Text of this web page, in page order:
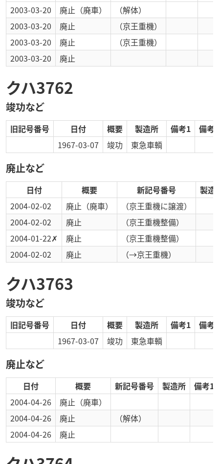
2003-03-20
廃止 （廃車）
（解体）
2003-03-20
廃止
（京王重機）
2003-03-20
廃止
（京王重機）
2003-03-20
廃止
クハ3762
竣功など
旧記号番号 日付 概要 製造所 備考1
備考2
1967-03-07
竣功 東急車輌
廃止など
日付 概要 新記号番号
製造
2004-02-02
廃止 （廃車）
（京王重機に譲渡）
2004-02-02
廃止
（京王重機整備）
2004-01-22✗ 廃止
（京王重機整備）
2004-02-02
廃止 （→京王重機）
クハ3763
竣功など
旧記号番号 日付 概要 製造所 備考1
備考2
1967-03-07
竣功 東急車輌
廃止など
日付 概要 新記号番号 製造所
備考1
2004-04-26
廃止 （廃車）
2004-04-26
廃止
（解体）
2004-04-26
廃止